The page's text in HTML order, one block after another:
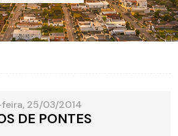
25/03/2014
DE PONTES